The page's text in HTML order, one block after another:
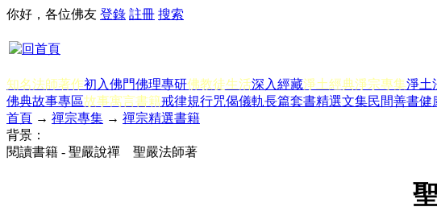
你好，各位佛友 登錄 註冊 搜索
知名法師著作初入佛門佛理專研佛教徒生活深入經藏淨土經典淨宗專集淨土
佛典故事專區故事寓言書籍戒律規行咒偈儀軌長篇套書精選文集民間善書健
首頁 → 禪宗專集 → 禪宗精選書籍
背景：
閱讀書籍 - 聖嚴說禪 聖嚴法師著